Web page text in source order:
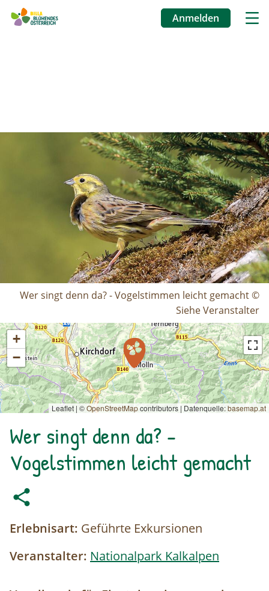
Anmelden
Wer singt denn da? - Vogelstimmen leicht gemacht ©
Siehe Veranstalter
+
−
Leaflet | ©OpenStreetMapcontributors | Datenquelle:basemap.at
Wer singt denn da? -
Vogelstimmen leicht gemacht
Erlebnisart: Geführte Exkursionen
Veranstalter: Nationalpark Kalkalpen